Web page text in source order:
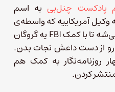
پادکست چنل‌بی به اسم
وکیل آمریکاییه که واسطه‌ی
تماس بین داعش و القاعده می‌شه تا با کمک FBI یه گروگان
رو از دست داعش نجات بدن.
روزنامه‌نگار به کمک هم